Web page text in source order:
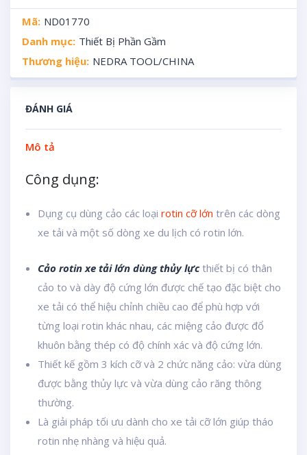
Mã: ND01770
Danh mục: Thiết Bị Phần Gầm
Thương hiệu: NEDRA TOOL/CHINA
ĐÁNH GIÁ
Mô tả
Công dụng:
Dụng cụ dùng cảo các loại rotin cỡ lớn trên các dòng
xe tải và một số dòng xe du lịch có rotin lớn.
Cảo rotin xe tải lớn dùng thủy lựcthiết bị có thân
cảo to và dày độ cứng lớn được chế tạo đặc biệt cho
xe tải có thể hiệu chỉnh chiều cao để phù hợp với
từng loại rotin khác nhau, các miệng cảo được đổ
khuôn bằng thép có độ chính xác và độ cứng lớn.
Thiết kế gồm 3 kích cỡ và 2 chức năng cảo: vừa dùng
được bằng thủy lực và vừa dùng cảo răng thông
thường.
Là giải pháp tối ưu dành cho xe tải cỡ lớn giúp tháo
rotin nhẹ nhàng và hiệu quả.